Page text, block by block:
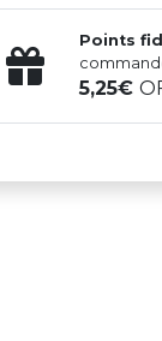
Points
5,25